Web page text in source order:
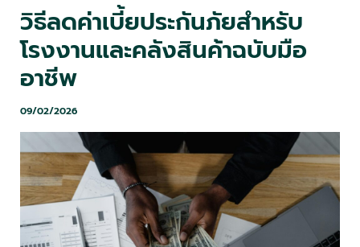
วิธีลดค่าเบี้ยประกันภัยสำหรับ
โรงงานและคลังสินค้าฉบับมือ
อาชีพ
09/02/2026